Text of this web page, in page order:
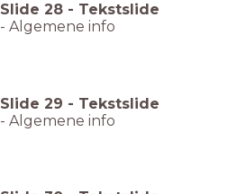
Slide 28 - Tekstslide
- Algemene info
Slide 29 - Tekstslide
- Algemene info